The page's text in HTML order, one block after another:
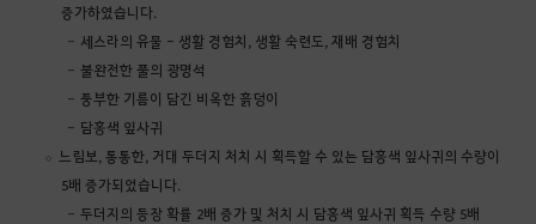
증가하였습니다.
세스라의 유물 - 생활 경험치, 생활 숙련도, 재배 경험치
불완전한 풀의 광명석
풍부한 기름이 담긴 비옥한 흙덩이
담홍색 잎사귀
느림보, 통통한, 거대 두더지 처치 시 획득할 수 있는 담홍색 잎사귀의 수량이
5배 증가되었습니다.
두더지의 등장 확률 2배 증가 및 처치 시 담홍색 잎사귀 획득 수량 5배